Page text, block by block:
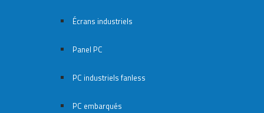
Écrans industriels
Panel PC
PC industriels fanless
PC embarqués